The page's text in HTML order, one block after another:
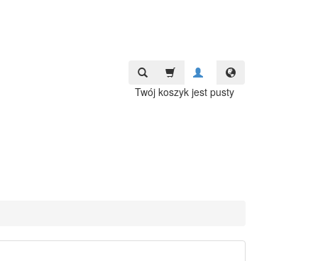
Twój koszyk jest pusty